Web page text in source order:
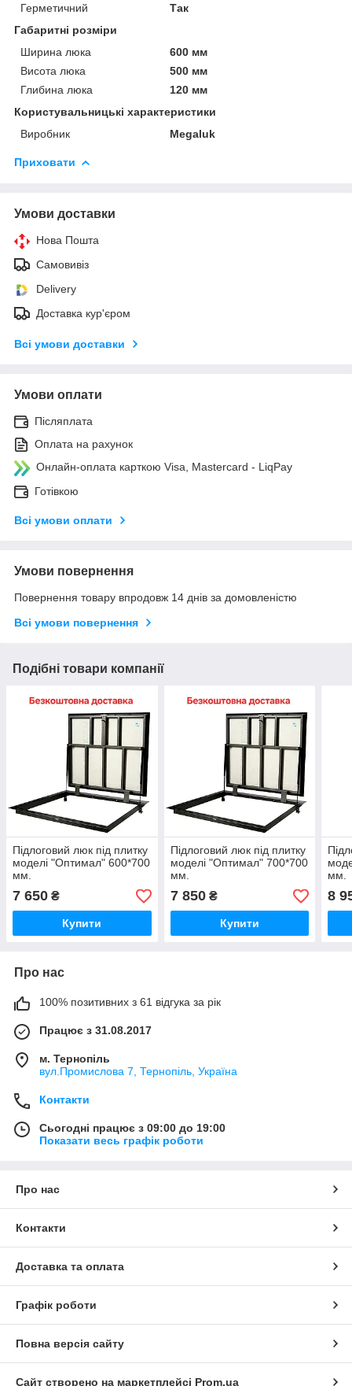
Герметичний
Так
Габаритні розміри
Ширина люка
600 мм
Висота люка
500 мм
Глибина люка
120 мм
Користувальницькі характеристики
Виробник
Megaluk
Приховати
Умови доставки
Нова Пошта
Самовивіз
Delivery
Доставка кур'єром
Всі умови доставки
Умови оплати
Післяплата
Оплата на рахунок
Онлайн-оплата карткою Visa, Mastercard - LiqPay
Готівкою
Всі умови оплати
Умови повернення
Повернення товару впродовж 14 днів за домовленістю
Всі умови повернення
Подібні товари компанії
Підлоговий люк під плитку
моделі "Оптимал" 600*700
мм.
7 650 ₴
Купити
Підлоговий люк під плитку
моделі "Оптимал" 700*700
мм.
7 850₴
Купити
мм.
8
Про нас
100% позитивних з 61 відгука за рік
Працює з 31.08.2017
м. Тернопіль
вул.Промислова 7, Тернопіль, Україна
Контакти
Сьогодні працює з 09:00 до 19:00
Показати весь графік роботи
Про нас
Контакти
Доставка та оплата
Графік роботи
Повна версія сайту
Сайт створено на маркетплейсі Prom.ua